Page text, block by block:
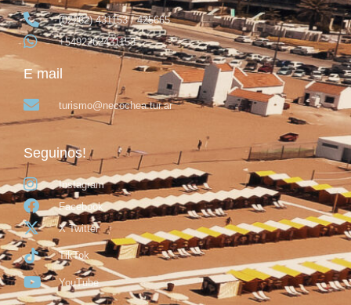
(02262) 431153 / 425665
+5492262431153
E mail
turismo@necochea.tur.ar
Seguinos!
Instagram
Facebook
X Twitter
TikTok
YouTube